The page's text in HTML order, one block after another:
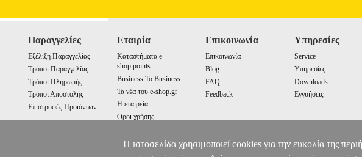
Παραγγελίες
Εξέλιξη Παραγγελίας
Τρόποι Παραγγελίας
Τρόποι Πληρωμής
Τρόποι Αποστολής
Επιστροφές Προιόντων
Εταιρία
Καταστήματα e-
shop points
Business To Business
Τα νέα του e-shop.gr
Η εταιρεία
Οροι χρήσης
Επικοινωνία
Επικοινωνία
Blog
FAQ
Feedback
Υπηρεσίες
Service
Υπηρεσίες
Downloads
Εγγυήσεις
Η ιστοσελίδα χρησιμοποιεί cookies για την ευκολία της